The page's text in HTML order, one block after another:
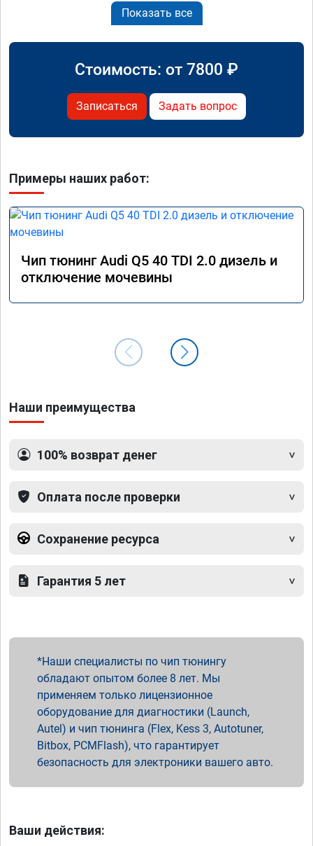
Показать все
Стоимость: от 7800 ₽
Записаться Задать вопрос
Примеры наших работ:
Чип тюнинг Audi Q5 40 TDI 2.0 дизель и
отключение мочевины
Наши преимущества
100% возврат денег
Оплата после проверки
Сохранение ресурса
Гарантия 5 лет
Наши специалисты по чип тюнингу
обладают опытом более 8 лет. Мы
применяем только лицензионное
оборудование для диагностики (Launch,
Autel) и чип тюнинга (Flex, Kess 3, Autotuner,
Bitbox, PCMFlash), что гарантирует
безопасность для электроники вашего авто.
Ваши действия: